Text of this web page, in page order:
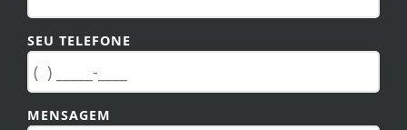
SEU TELEFONE
MENSAGEM